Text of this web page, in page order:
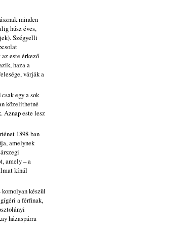
minden
húsz éves,
Szégyelli
este érkező
haza a
várják a
egy a sok
közelíthetné
Aznap este lesz
1898-ban
ja, amelynek
amely – a
kínál
készül
a férfinak,
házaspárra